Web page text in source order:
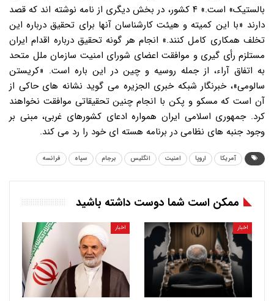
بالستیک» است.» ۴ کشور، در بخش دیگری از نامه نوشته اند که قصد
دارند «با این کمیته و هیئت کارشناسان آنها برای تحقیق درباره این
تخلف همکاری کامل کنند.» انجام هر گونه تحقیق درباره اقدام ایران
مستلزم رأی گیری و موافقت اعضای شورای امنیت سازمان ملل متحد
به اتفاق آراء، از جمله روسیه و چین در این باره است. «کریستن
سالومی»، خبرنگار شبکه خبری الجزیره می گوید نشانه های حاکی از
آن است که مسکو و پکن با انجام چنین تحقیقاتی موافقت نخواهند
کرد. جمهوری اسلامی ایران همواره ادعای کشورهای غربی، مبنی بر
وجود جنبه های نظامی در برنامه هسته ای خود را رد می کند.
آمریکا اروپا امنیت انگلیس برجام سپاه فرانسه
ممکن است شما دوست داشته باشید
اخبار اخبار